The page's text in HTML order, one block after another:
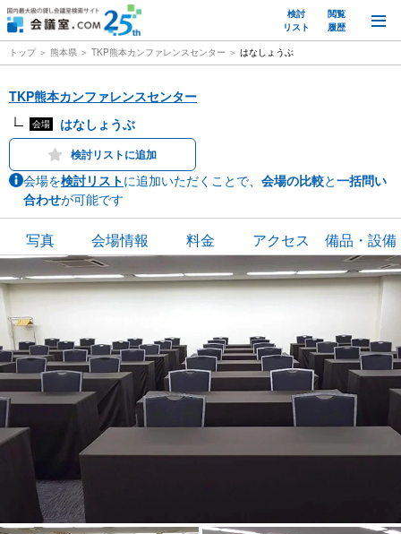
検討
リスト
閲覧
履歴
トップ 熊本県 TKP熊本カンファレンスセンター はなしょうぶ
TKP熊本カンファレンスセンター
会場 はなしょうぶ
検討リストに追加
会場を検討リストに追加いただくことで、 会場の比較と一括問い
合わせが可能です
写真 会場情報 料金 アクセス 備品・設備